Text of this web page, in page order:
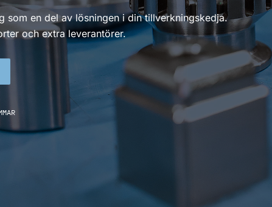
som en del av lösningen i din tillverkningskedja.
och extra leverantörer.